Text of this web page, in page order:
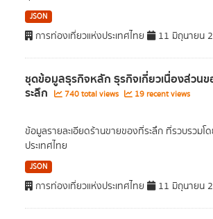
JSON
การท่องเที่ยวแห่งประเทศไทย 11 มิถุนายน
ชุดข้อมูลธุรกิจหลัก ธุรกิจเกี่ยวเนื่องส่วน
ระลึก 740 total views 19 recent views
ข้อมูลรายละเอียดร้านขายของที่ระลึก ที่รวบรวมโ
ประเทศไทย
JSON
การท่องเที่ยวแห่งประเทศไทย 11 มิถุนายน